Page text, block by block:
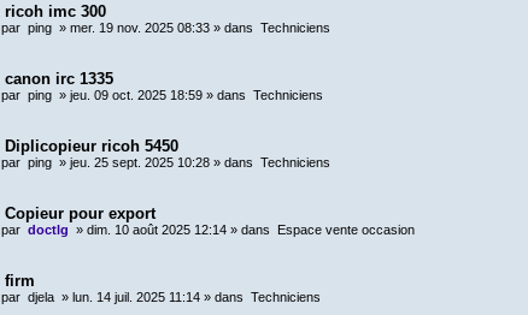
ricoh imc 300
par ping »mer. 19 nov. 2025 08:33 » dans Techniciens
canon irc 1335
par ping »jeu. 09 oct. 2025 18:59 » dans Techniciens
Diplicopieur ricoh 5450
par ping »jeu. 25 sept. 2025 10:28 » dans Techniciens
Copieur pour export
par doctlg »dim. 10 août 2025 12:14 » dans Espace vente occasion
firm
par djela »lun. 14 juil. 2025 11:14 » dans Techniciens